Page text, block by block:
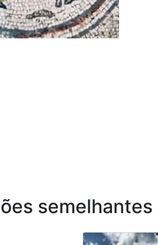
semelhantes